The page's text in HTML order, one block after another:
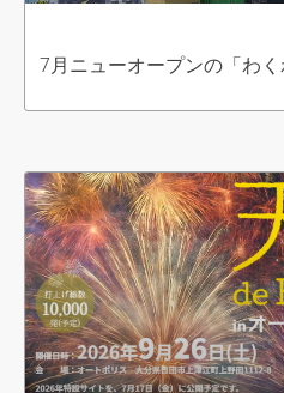
7月ニューオープンの「わく